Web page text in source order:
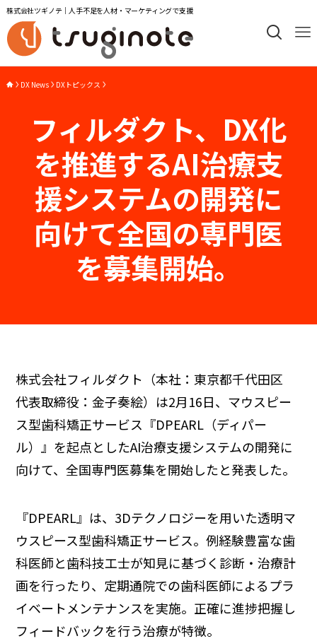
株式会社ツギノテ｜人手不足を人材・マーケティングで支援
DX News DXトピックス
フィルダクト、DX化
を推進するAI治療支
援システムの開発に
向けて全国の専門医
を募集開始。
株式会社フィルダクト（本社：東京都千代田区
代表取締役：金子奏絵）は2月16日、マウスピー
ス型歯科矯正サービス『DPEARL（ディパー
ル）』を起点としたAI治療支援システムの開発に
向けて、全国専門医募集を開始したと発表した。
『DPEARL』は、3Dテクノロジーを用いた透明マ
ウスピース型歯科矯正サービス。例経験豊富な歯
科医師と歯科技工士が知見に基づく診断・治療計
画を行ったり、定期通院での歯科医師によるプラ
イベートメンテナンスを実施。正確に進捗把握し
フィードバックを行う治療が特徴。